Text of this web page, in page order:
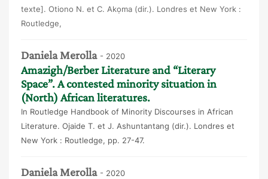
texte]. Otiono N. et C. Akọma (dir.). Londres et New York :
Routledge,
Daniela Merolla - 2020
Amazigh/Berber Literature and “Literary
Space”. A contested minority situation in
(North) African literatures.
In Routledge Handbook of Minority Discourses in African
Literature. Ojaide T. et J. Ashuntantang (dir.). Londres et
New York : Routledge, pp. 27-47.
Daniela Merolla - 2020